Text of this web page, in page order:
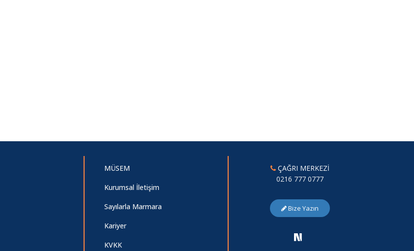
MÜSEM
Kurumsal İletişim
Sayılarla Marmara
Kariyer
KVKK
ÇAĞRI MERKEZİ
0216 777 0777
Bize Yazın